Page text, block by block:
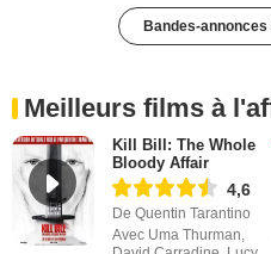
Bandes-
Meilleurs films à
Kill Bill: The Whole
Bloody Affair
4,6
De Quentin Tarantino
Avec Uma Thurman,